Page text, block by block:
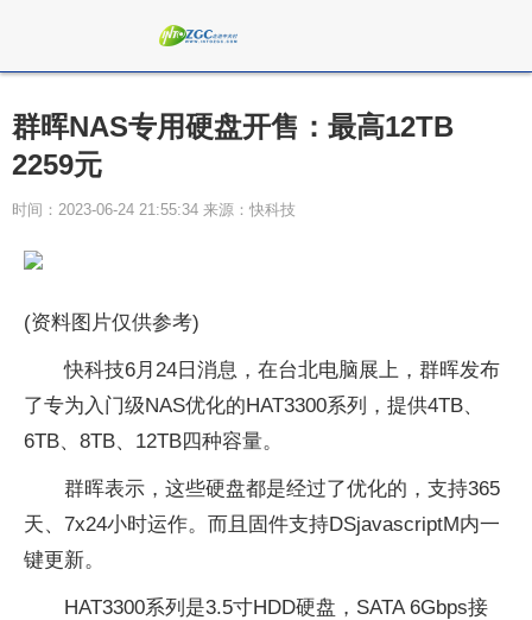
群晖NAS专用硬盘开售：最高12TB
2259元
时间：2023-06-24 21:55:34 来源：快科技
(资料图片仅供参考)
快科技6月24日消息，在台北电脑展上，群晖发布
了专为入门级NAS优化的HAT3300系列，提供4TB、
6TB、8TB、12TB四种容量。
群晖表示，这些硬盘都是经过了优化的，支持365
天、7x24小时运作。而且固件支持DSjavascriptM内一
键更新。
HAT3300系列是3.5寸HDD硬盘，SATA 6Gbps接